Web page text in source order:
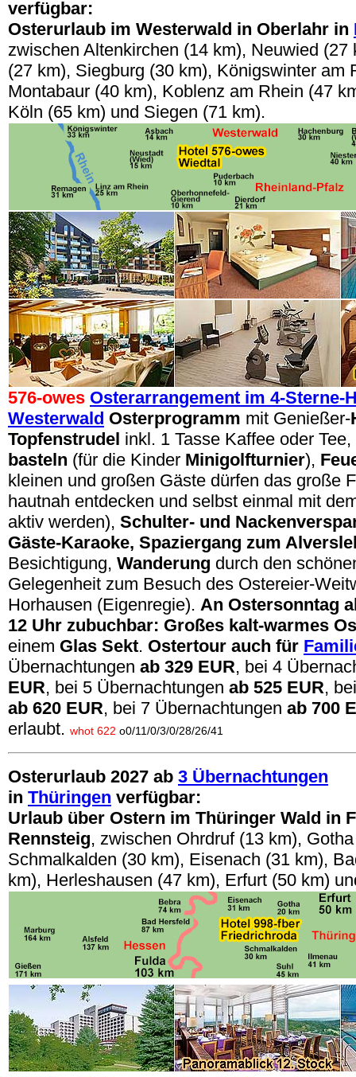
verfügbar:
Osterurlaub im Westerwald in Oberlahr in
zwischen Altenkirchen (14 km), Neuwied (27
(27 km), Siegburg (30 km), Königswinter am
Montabaur (40 km), Koblenz am Rhein (47
Köln (65 km) und Siegen (71 km).
576-owes Osterarrangement im 4-Sterne-
Westerwald Osterprogramm mit Genießer-
Topfenstrudel inkl. 1 Tasse Kaffee oder Tee,
basteln (für die Kinder Minigolfturnier),
kleinen und großen Gäste dürfen das große
hautnah entdecken und selbst einmal mit
aktiv werden), Schulter- und
Gäste-Karaoke, Spaziergang zum
Besichtigung, Wanderung durch den
Gelegenheit zum Besuch des Ostereier-
Horhausen (Eigenregie). An Ostersonntag
12 Uhr zubuchbar: Großes kalt-warmes
einem Glas Sekt. Ostertour auch für
Übernachtungen ab 329 EUR, bei 4
EUR, bei 5 Übernachtungen ab 525 EUR,
ab 620 EUR, bei 7 Übernachtungen ab 700
erlaubt. whot 622 o0/11/0/3/0/28/26/41
Osterurlaub 2027 ab 3 Übernachtungen
in Thüringen verfügbar:
Urlaub über Ostern im Thüringer Wald in
Rennsteig, zwischen Ohrdruf (13 km),
Schmalkalden (30 km), Eisenach (31 km),
km), Herleshausen (47 km), Erfurt (50 km)